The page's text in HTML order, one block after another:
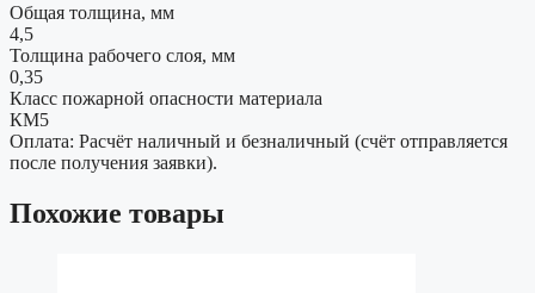
Общая толщина, мм
4,5
Толщина рабочего слоя, мм
0,35
Класс пожарной опасности материала
КМ5
Оплата: Расчёт наличный и безналичный (счёт отправляется
после получения заявки).
Похожие товары